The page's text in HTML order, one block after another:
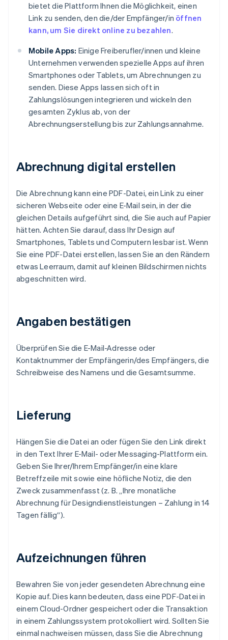
bietet die Plattform Ihnen die Möglichkeit, einen
Link zu senden, den die/der Empfänger/in öffnen
kann, um Sie direkt online zu bezahlen.
Mobile Apps: Einige Freiberufler/innen und kleine
Unternehmen verwenden spezielle Apps auf ihren
Smartphones oder Tablets, um Abrechnungen zu
senden. Diese Apps lassen sich oft in
Zahlungslösungen integrieren und wickeln den
gesamten Zyklus ab, von der
Abrechnungserstellung bis zur Zahlungsannahme.
Abrechnung digital erstellen
Die Abrechnung kann eine PDF-Datei, ein Link zu einer
sicheren Webseite oder eine E-Mail sein, in der die
gleichen Details aufgeführt sind, die Sie auch auf Papier
hätten. Achten Sie darauf, dass Ihr Design auf
Smartphones, Tablets und Computern lesbar ist. Wenn
Sie eine PDF-Datei erstellen, lassen Sie an den Rändern
etwas Leerraum, damit auf kleinen Bildschirmen nichts
abgeschnitten wird.
Angaben bestätigen
Überprüfen Sie die E-Mail-Adresse oder
Kontaktnummer der Empfängerin/des Empfängers, die
Schreibweise des Namens und die Gesamtsumme.
Lieferung
Hängen Sie die Datei an oder fügen Sie den Link direkt
in den Text Ihrer E-Mail- oder Messaging-Plattform ein.
Geben Sie Ihrer/Ihrem Empfänger/in eine klare
Betreffzeile mit sowie eine höfliche Notiz, die den
Zweck zusammenfasst (z. B. „Ihre monatliche
Abrechnung für Designdienstleistungen – Zahlung in 14
Tagen fällig“).
Aufzeichnungen führen
Bewahren Sie von jeder gesendeten Abrechnung eine
Kopie auf. Dies kann bedeuten, dass eine PDF-Datei in
einem Cloud-Ordner gespeichert oder die Transaktion
in einem Zahlungssystem protokolliert wird. Sollten Sie
einmal nachweisen müssen, dass Sie die Abrechnung